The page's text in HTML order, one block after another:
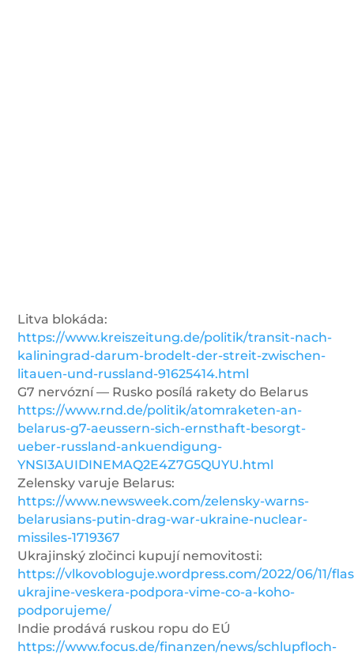
Litva blokáda:
https://www.kreiszeitung.de/politik/transit-nach-
kaliningrad-darum-brodelt-der-streit-zwischen-
litauen-und-russland-91625414.html
G7 nervózní — Rusko posílá rakety do Belarus
https://www.rnd.de/politik/atomraketen-an-
belarus-g7-aeussern-sich-ernsthaft-besorgt-
ueber-russland-ankuendigung-
YNSI3AUIDINEMAQ2E4Z7G5QUYU.html
Zelensky varuje Belarus:
https://www.newsweek.com/zelensky-warns-
belarusians-putin-drag-war-ukraine-nuclear-
missiles-1719367
Ukrajinský zločinci kupují nemovitosti:
https://vlkovobloguje.wordpress.com/2022/06/11/
ukrajine-veskera-podpora-vime-co-a-koho-
podporujeme/
Indie prodává ruskou ropu do EÚ
https://www.focus.de/finanzen/news/schlupfloch-